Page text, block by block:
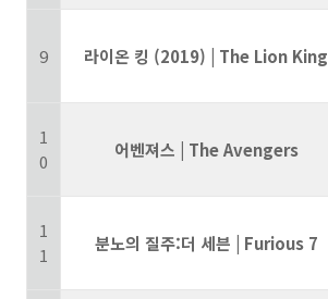
9 라이온 킹 (2019) | The Lion King
1
0
어벤져스 | The Avengers
1
1
분노의 질주:더 세븐 | Furious 7